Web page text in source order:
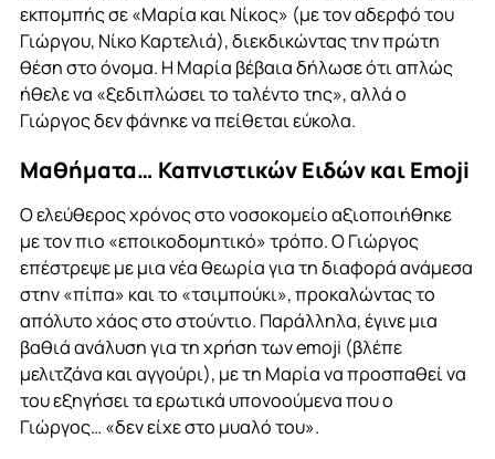
εκπομπής σε «Μαρία και Νίκος» (με τον αδερφό του
Γιώργου, Νίκο Καρτελιά), διεκδικώντας την πρώτη
θέση στο όνομα. Η Μαρία βέβαια δήλωσε ότι απλώς
ήθελε να «ξεδιπλώσει το ταλέντο της», αλλά ο
Γιώργος δεν φάνηκε να πείθεται εύκολα.
Μαθήματα… Καπνιστικών Ειδών και Emoji
Ο ελεύθερος χρόνος στο νοσοκομείο αξιοποιήθηκε
με τον πιο «εποικοδομητικό» τρόπο. Ο Γιώργος
επέστρεψε με μια νέα θεωρία για τη διαφορά ανάμεσα
στην «πίπα» και το «τσιμπούκι», προκαλώντας το
απόλυτο χάος στο στούντιο. Παράλληλα, έγινε μια
βαθιά ανάλυση για τη χρήση των emoji (βλέπε
μελιτζάνα και αγγούρι), με τη Μαρία να προσπαθεί να
του εξηγήσει τα ερωτικά υπονοούμενα που ο
Γιώργος… «δεν είχε στο μυαλό του».